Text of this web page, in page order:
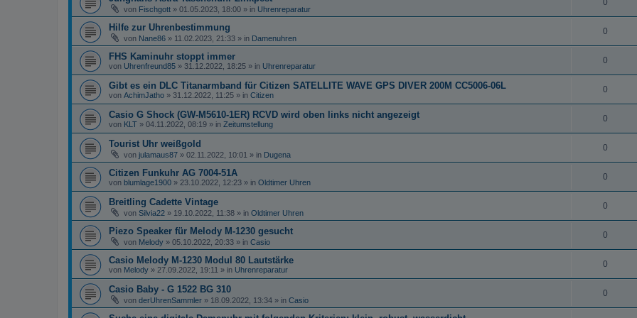
von Fischgott » 01.05.2023, 18:00 » in Uhrenreparatur
0
Hilfe zur Uhrenbestimmung
von Nane86 » 11.02.2023, 21:33 » in Damenuhren
0
FHS Kaminuhr stoppt immer
von Uhrenfreund85 » 31.12.2022, 18:25 » in Uhrenreparatur
0
Gibt es ein DLC Titanarmband für Citizen SATELLITE WAVE GPS DIVER 200M CC5006-06L
von AchimJatho » 31.12.2022, 11:25 » in Citizen
0
Casio G Shock (GW-M5610-1ER) RCVD wird oben links nicht angezeigt
von KLT » 04.11.2022, 08:19 » in Zeitumstellung
0
Tourist Uhr weißgold
von julamaus87 » 02.11.2022, 10:01 » in Dugena
0
Citizen Funkuhr AG 7004-51A
von blumlage1900 » 23.10.2022, 12:23 » in Oldtimer Uhren
0
Breitling Cadette Vintage
von Silvia22 » 19.10.2022, 11:38 » in Oldtimer Uhren
0
Piezo Speaker für Melody M-1230 gesucht
von Melody » 05.10.2022, 20:33 » in Casio
0
Casio Melody M-1230 Modul 80 Lautstärke
von Melody » 27.09.2022, 19:11 » in Uhrenreparatur
0
Casio Baby - G 1522 BG 310
von derUhrenSammler » 18.09.2022, 13:34 » in Casio
0